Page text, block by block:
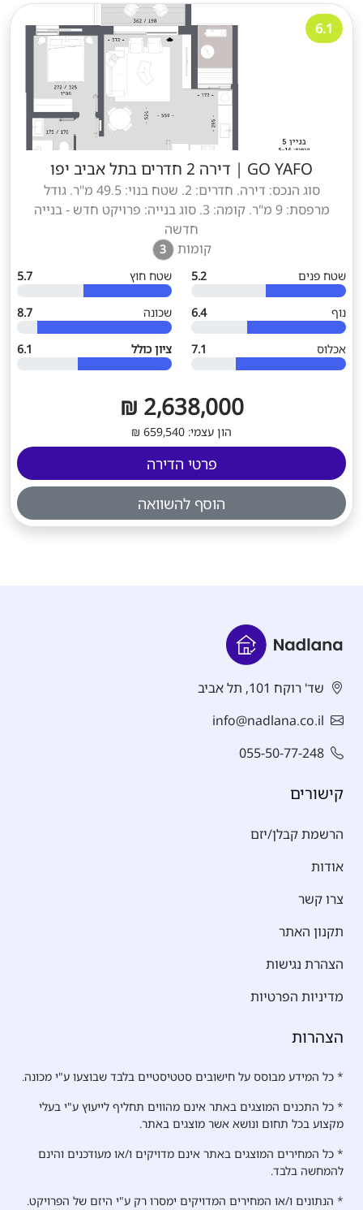
6.1
GO YAFO
| דירה 2 חדרים בתל אביב יפו
סוג הנכס: דירה. חדרים: 2. שטח בנוי: 49.5 מ"ר. גודל
מרפסת: 9 מ"ר. קומה: 3. סוג בנייה: פרויקט חדש - בנייה
חדשה
קומות
3
שטח פנים
5.2 שטח חוץ 5.7
נוף 6.4 שכונה 8.7
אכלוס 7.1 ציון כולל 6.1
2,638,000 ₪
הון עצמי: 659,540 ₪
פרטי הדירה
הוסף להשוואה
שד' רוקח 101, תל אביב
info@nadlana.co.il
055-50-77-248
קישורים
הרשמת קבלן/יזם
אודות
צרו קשר
תקנון האתר
הצהרת נגישות
מדיניות הפרטיות
הצהרות
* כל המידע מבוסס על חישובים סטטיסטיים בלבד שבוצעו ע"י מכונה.
* כל התכנים המוצגים באתר אינם מהווים תחליף לייעוץ ע"י בעלי
מקצוע בכל תחום ונושא אשר מוצגים באתר.
* כל המחירים המוצגים באתר אינם מדויקים ו/או מעודכנים והינם
להמחשה בלבד.
* הנתונים ו/או המחירים המדויקים ימסרו רק ע"י היזם של הפרויקט.